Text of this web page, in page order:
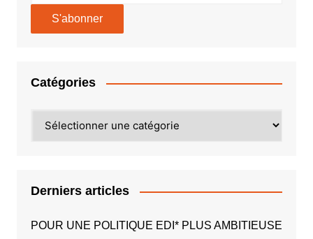
Catégories
Derniers articles
POUR UNE POLITIQUE EDI* PLUS AMBITIEUSE